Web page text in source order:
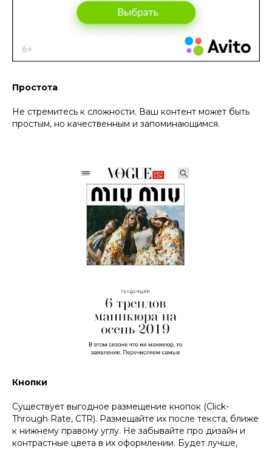
Простота
Не стремитесь к сложности. Ваш контент может быть
простым, но качественным и запоминающимся.
Кнопки
Существует выгодное размещение кнопок (Click-
Through Rate, CTR). Размещайте их после текста, ближе
к нижнему правому углу. Не забывайте про дизайн и
контрастные цвета в их оформлении. Будет лучше,